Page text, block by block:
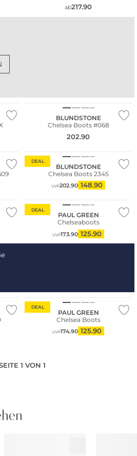
ab217.90
BLUNDSTONE
Chelsea Boots #068
202.90
DEAL
BLUNDSTONE
Chelsea Boots 2345
UVP202.90 148.90
DEAL
Große Größen
PAUL GREEN
Chelseaboots
UVP173.90 125.90
DEAL
PAUL GREEN
Chelsea Boots
UVP174.90 125.90
1 VON 1